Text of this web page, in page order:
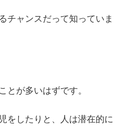
チャンスだって知っていま
とが多いはずです。
をしたりと、人は潜在的に